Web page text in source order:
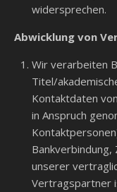
widersprechen.
Abwicklung von
Wir verarbeiten
Titel/
Kontaktdaten
in Anspruch
Bankverbindung,
unserer
Vertragspartner